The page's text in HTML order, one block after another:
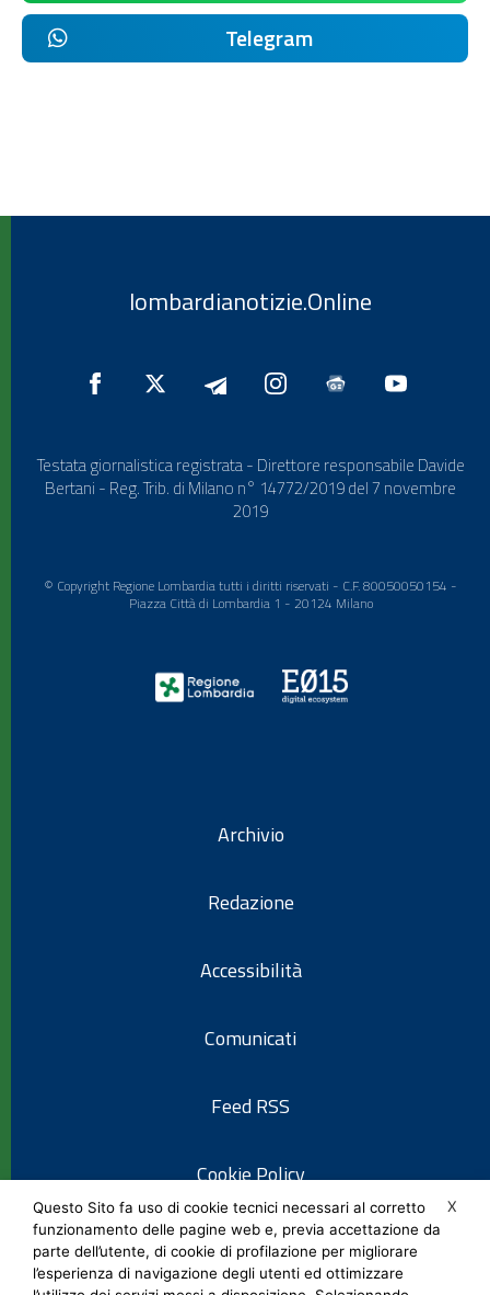
Telegram
lombardianotizie.Online
Testata giornalistica registrata - Direttore responsabile Davide
Bertani - Reg. Trib. di Milano n° 14772/2019 del 7 novembre
2019
© Copyright Regione Lombardia tutti i diritti riservati - C.F. 80050050154 -
Piazza Città di Lombardia 1 - 20124 Milano
Archivio
Redazione
Accessibilità
Comunicati
Feed RSS
Cookie Policy
Informativa privacy
X
Questo Sito fa uso di cookie tecnici necessari al corretto
funzionamento delle pagine web e, previa accettazione da
parte dell’utente, di cookie di profilazione per migliorare
l’esperienza di navigazione degli utenti ed ottimizzare